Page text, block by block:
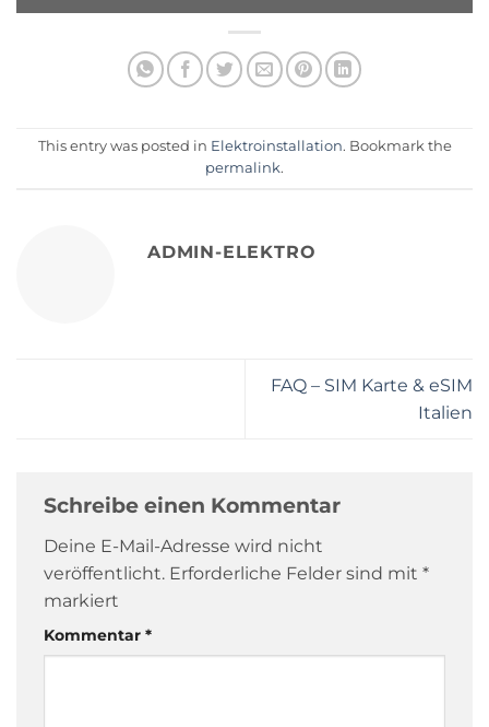
This entry was posted in Elektroinstallation. Bookmark the
permalink.
ADMIN-ELEKTRO
FAQ – SIM Karte & eSIM
Italien
Schreibe einen Kommentar
Deine E-Mail-Adresse wird nicht
veröffentlicht. Erforderliche Felder sind mit *
markiert
Kommentar *